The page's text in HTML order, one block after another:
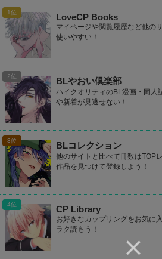
LoveCP Books
マイページや閲覧履歴など他の
使いやすい！
BLやおい倶楽部
ハイクオリティのBL漫画・同人
や新着が見逃せない！
BLコレクション
他のサイトと比べて冊数はTOP
作品を見つけて登録しよう！
CP Library
お好きなカップリングをお気に
ラク読もう！